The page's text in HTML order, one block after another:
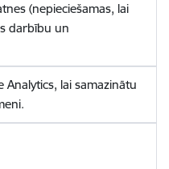
(nepieciešamas, lai
darbību un
Analytics, lai samazinātu